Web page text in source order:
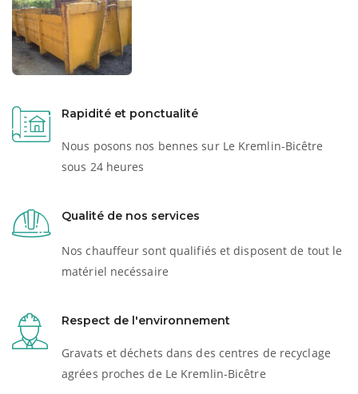
Rapidité et ponctualité
Nous posons nos bennes sur Le Kremlin-Bicêtre
sous 24 heures
Qualité de nos services
Nos chauffeur sont qualifiés et disposent de tout le
matériel necéssaire
Respect de l'environnement
Gravats et déchets dans des centres de recyclage
agrées proches de Le Kremlin-Bicêtre